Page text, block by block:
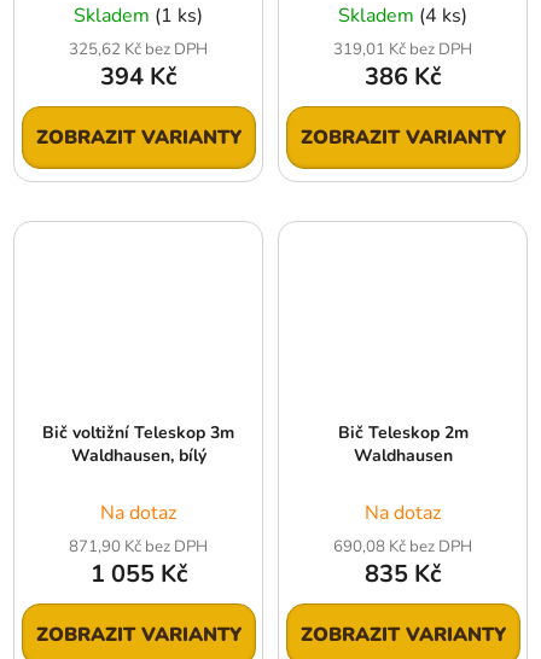
Skladem (1 ks)
325,62 Kč bez DPH
394 Kč
ZOBRAZIT VARIANTY
Skladem (4 ks)
319,01 Kč bez DPH
386 Kč
ZOBRAZIT VARIANTY
Bič voltižní Teleskop 3m
Waldhausen, bílý
Na dotaz
871,90 Kč bez DPH
1 055 Kč
ZOBRAZIT VARIANTY
Bič Teleskop 2m
Waldhausen
Na dotaz
690,08 Kč bez DPH
835 Kč
ZOBRAZIT VARIANTY